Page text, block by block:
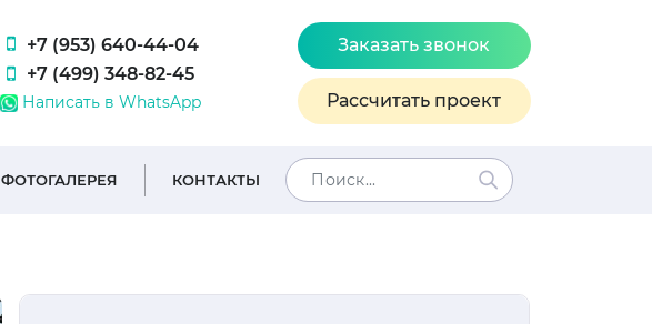
+7 (953) 640-44-04
+7 (499) 348-82-45
Написать в WhatsApp
Заказать звонок
Рассчитать проект
ФОТОГАЛЕРЕЯ КОНТАКТЫ